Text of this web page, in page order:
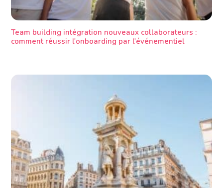
Team building intégration nouveaux collaborateurs :
comment réussir l'onboarding par l'événementiel